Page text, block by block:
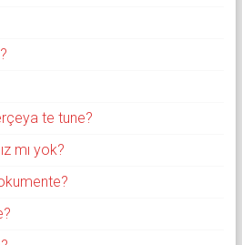
te tune?
mı yok?